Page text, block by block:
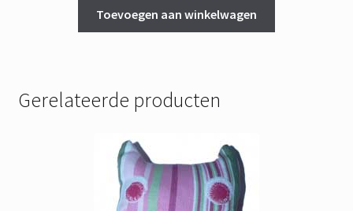
was:
€ 69,95.
is:
€ 39,95.
Toevoegen aan winkelwagen
Gerelateerde producten